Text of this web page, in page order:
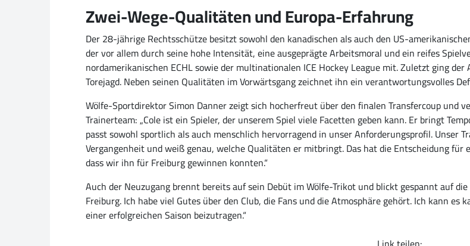
Zwei-Wege-Qualitäten und Europa-Erfahrung
Der 28-jährige Rechtsschütze besitzt sowohl den kanadischen als auch den US-
der vor allem durch seine hohe Intensität, eine ausgeprägte Arbeitsmoral und ein reifes
nordamerikanischen ECHL sowie der multinationalen ICE Hockey League mit. Zuletzt ging
Torejagd. Neben seinen Qualitäten im Vorwärtsgang zeichnet ihn ein verantwortungsvolles
Wölfe-Sportdirektor Simon Danner zeigt sich hocherfreut über den finalen Transfercoup und
Trainerteam: „Cole ist ein Spieler, der unserem Spiel viele Facetten geben kann. Er bringt
passt sowohl sportlich als auch menschlich hervorragend in unser Anforderungsprofil. Unser
Vergangenheit und weiß genau, welche Qualitäten er mitbringt. Das hat die Entscheidung
dass wir ihn für Freiburg gewinnen konnten.“
Auch der Neuzugang brennt bereits auf sein Debüt im Wölfe-Trikot und blickt gespannt auf
Freiburg. Ich habe viel Gutes über den Club, die Fans und die Atmosphäre gehört. Ich kann
einer erfolgreichen Saison beizutragen.“